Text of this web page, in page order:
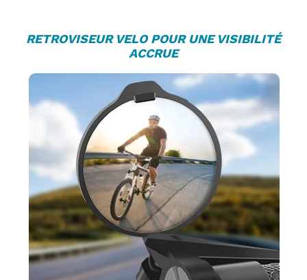
RETROVISEUR VELOPOUR UNE VISIBILITÉ
ACCRUE